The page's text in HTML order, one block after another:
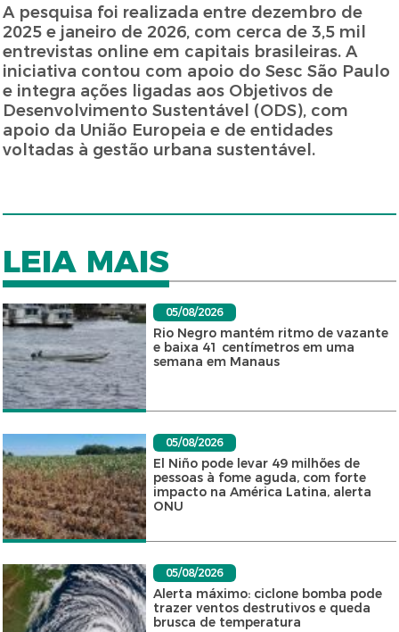
A pesquisa foi realizada entre dezembro de
2025 e janeiro de 2026, com cerca de 3,5 mil
entrevistas online em capitais brasileiras. A
iniciativa contou com apoio do Sesc São Paulo
e integra ações ligadas aos Objetivos de
Desenvolvimento Sustentável (ODS), com
apoio da União Europeia e de entidades
voltadas à gestão urbana sustentável.
LEIA MAIS
05/08/2026
Rio Negro mantém ritmo de vazante
e baixa 41 centímetros em uma
semana em Manaus
05/08/2026
El Niño pode levar 49 milhões de
pessoas à fome aguda, com forte
impacto na América Latina, alerta
ONU
05/08/2026
Alerta máximo: ciclone bomba pode
trazer ventos destrutivos e queda
brusca de temperatura